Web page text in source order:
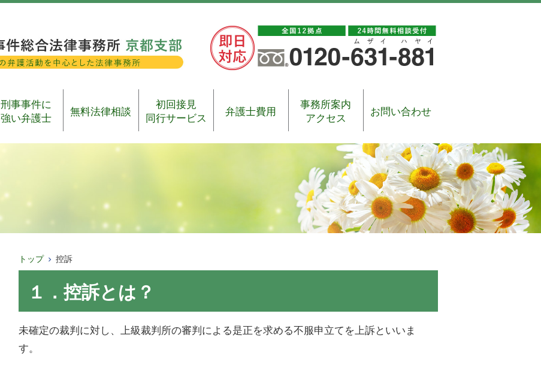
刑事事件に
強い弁護士
無料法律相談
初回接見
同行サービス
弁護士費用
事務所案内
アクセス
お問い合わせ
トップ 控訴
１．控訴とは？
未確定の裁判に対し、上級裁判所の審判による是正を求める不服申立てを上訴といいま
す。